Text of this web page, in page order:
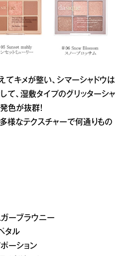
てキメが整い、シマーシャドウは
て、湿敷タイプのグリッターシャ
色が抜群！
様なテクスチャーで何通りもの
ーブラウニー
タル
ーション